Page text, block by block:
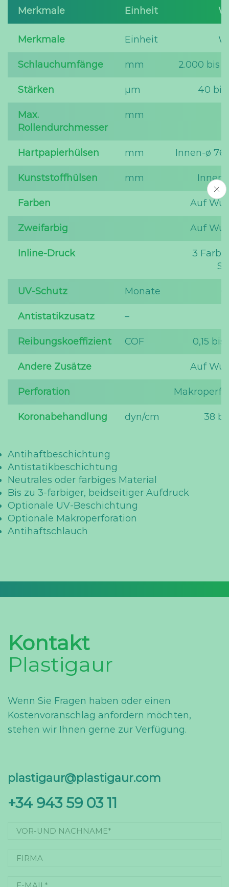
Merkmale Einheit
Merkmale Einheit
Schlauchumfänge mm 2.000 bis
Stärken µm 40 bis
Max.
Rollendurchmesser
mm
Hartpapierhülsen mm Innen-ø 76
Kunststoffhülsen mm
Farben Auf
Zweifarbig Auf
Inline-Druck
3
UV-Schutz Monate
Antistatikzusatz –
Reibungskoeffizient COF 0,15 bis
Andere Zusätze Auf
Perforation
Koronabehandlung dyn/cm 38
Antihaftbeschichtung
Antistatikbeschichtung
Neutrales oder farbiges Material
Bis zu 3-farbiger, beidseitiger Aufdruck
Optionale UV-Beschichtung
Optionale Makroperforation
Antihaftschlauch
Kontakt
Plastigaur
Wenn Sie Fragen haben oder einen
Kostenvoranschlag anfordern möchten,
stehen wir Ihnen gerne zur Verfügung.
plastigaur@plastigaur.com
+34 943 59 03 11